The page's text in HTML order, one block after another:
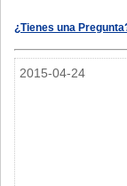
¿Tienes una
2015-04-24